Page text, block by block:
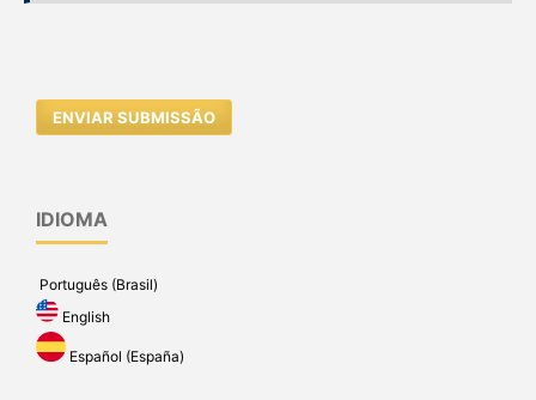
ENVIAR SUBMISSÃO
IDIOMA
Português (Brasil)
English
Español (España)